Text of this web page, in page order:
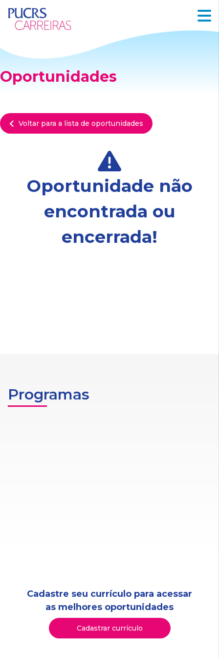
Oportunidades
Voltar para a lista de oportunidades
Oportunidade não
encontrada ou
encerrada!
Programas
Cadastre seu currículo para acessar
as melhores oportunidades
Cadastrar currículo